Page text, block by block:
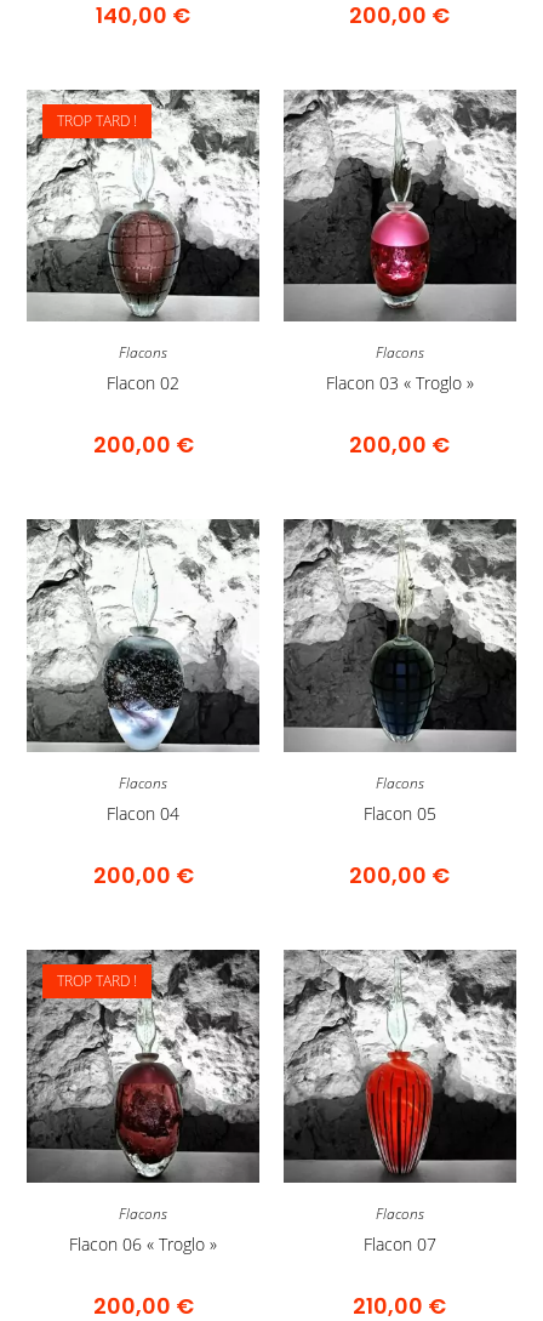
140,00 € 200,00 €
TROP TARD !
Flacons
Flacon 02
200,00 €
Flacons
Flacon 03 « Troglo »
200,00 €
Flacons
Flacon 04
200,00 €
Flacons
Flacon 05
200,00 €
TROP TARD !
Flacons
Flacon 06 « Troglo »
200,00 €
Flacons
Flacon 07
210,00 €